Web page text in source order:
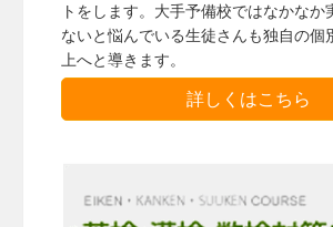
トをします。大手予備校ではなかなか
ないと悩んでいる生徒さんも独自の個
上へと導きます。
詳しくはこちら